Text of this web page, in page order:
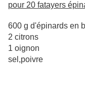
pour 20 fatayers
600 g d'épinards en
2 citrons
1 oignon
sel,poivre